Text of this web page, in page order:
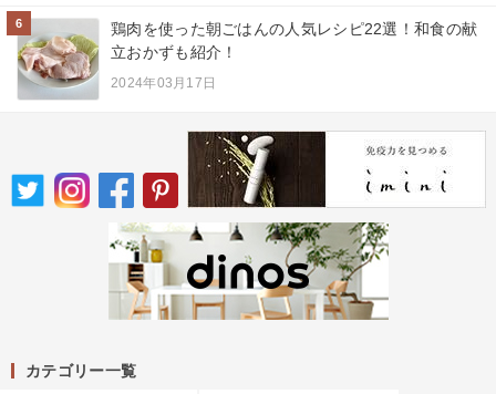
6
鶏肉を使った朝ごはんの人気レシピ22選！和食の献
立おかずも紹介！
2024年03月17日
カテゴリー一覧